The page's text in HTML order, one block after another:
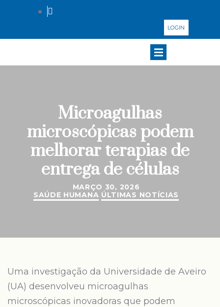
LOGIN
Microagulhas
microscópicas podem
melhorar terapias de
entrega de células
MARÇO 30, 2026
SAÚDE HUMANA ÚLTIMAS NOTÍCIAS
Uma investigação da Universidade de Aveiro
(UA) desenvolveu microagulhas
microscópicas inovadoras que podem